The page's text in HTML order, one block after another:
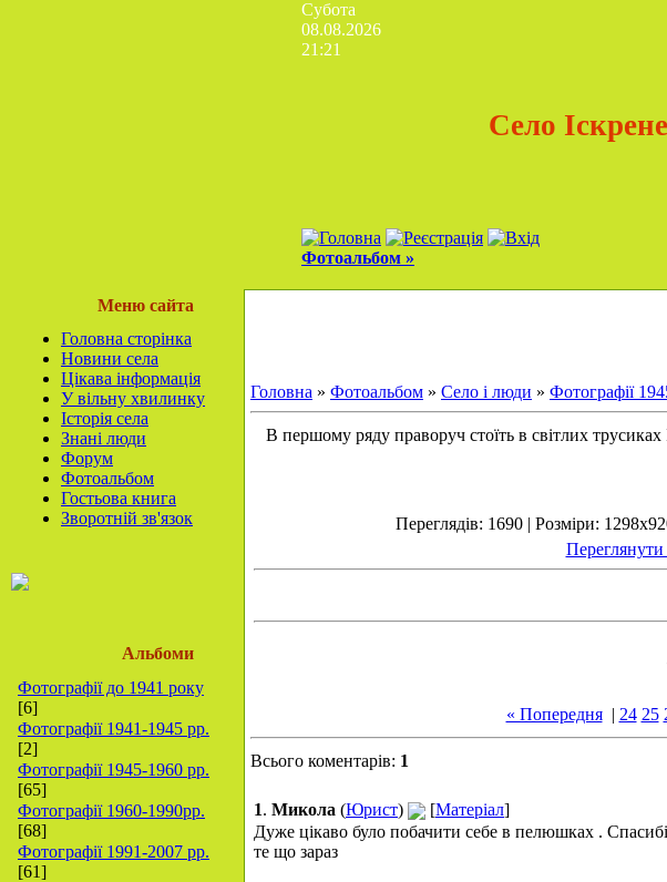
Субота
08.08.2026
21:21
Село Іскрене
Фотоальбом »
Меню сайта
Головна сторінка
Новини села
Цікава інформація
У вільну хвилинку
Історія села
Знані люди
Форум
Фотоальбом
Гостьова книга
Зворотній зв'язок
Альбоми
Фотографії до 1941 року
[6]
Фотографії 1941-1945 рр.
[2]
Фотографії 1945-1960 рр.
[65]
Фотографії 1960-1990рр.
[68]
Фотографії 1991-2007 рр.
[61]
Головна » Фотоальбом » Село і люди » Фотографії
В першому ряду праворуч стоїть в світлих
Переглядів: 1690 | Розміри:
Переглянути
« Попередня| 24 25
Всього коментарів: 1
1. Микола (Юрист) [Матеріал]
Дуже цікаво було побачити себе в пелюшках .
те що зараз